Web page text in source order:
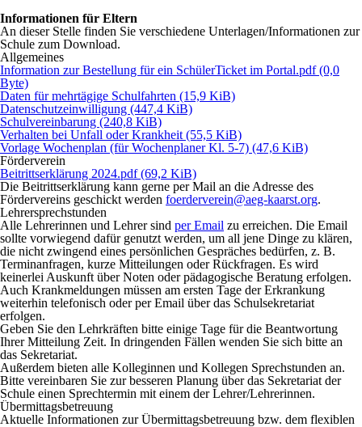
Informationen für Eltern
An dieser Stelle finden Sie verschiedene Unterlagen/Informationen zur
Schule zum Download.
Allgemeines
Information zur Bestellung für ein SchülerTicket im Portal.pdf(0,0
Byte)
Daten für mehrtägige Schulfahrten (15,9 KiB)
Datenschutzeinwilligung (447,4 KiB)
Schulvereinbarung (240,8 KiB)
Verhalten bei Unfall oder Krankheit (55,5 KiB)
Vorlage Wochenplan (für Wochenplaner Kl. 5-7) (47,6 KiB)
Förderverein
Beitrittserklärung 2024.pdf(69,2 KiB)
Die Beitrittserklärung kann gerne per Mail an die Adresse des
Fördervereins geschickt werden foerderverein@aeg-kaarst.org.
Lehrersprechstunden
Alle Lehrerinnen und Lehrer sind per Email zu erreichen. Die Email
sollte vorwiegend dafür genutzt werden, um all jene Dinge zu klären,
die nicht zwingend eines persönlichen Gespräches bedürfen, z. B.
Terminanfragen, kurze Mitteilungen oder Rückfragen. Es wird
keinerlei Auskunft über Noten oder pädagogische Beratung erfolgen.
Auch Krankmeldungen müssen am ersten Tage der Erkrankung
weiterhin telefonisch oder per Email über das Schulsekretariat
erfolgen.
Geben Sie den Lehrkräften bitte einige Tage für die Beantwortung
Ihrer Mitteilung Zeit. In dringenden Fällen wenden Sie sich bitte an
das Sekretariat.
Außerdem bieten alle Kolleginnen und Kollegen Sprechstunden an.
Bitte vereinbaren Sie zur besseren Planung über das Sekretariat der
Schule einen Sprechtermin mit einem der Lehrer/Lehrerinnen.
Übermittagsbetreuung
Aktuelle Informationen zur Übermittagsbetreuung bzw. dem flexiblen